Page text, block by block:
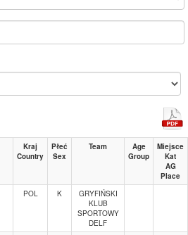
Kraj
Country
Płeć
Sex
Team
Age
Group
Miejsce
Kat
AG
Place
POL K
GRYFIŃSKI
KLUB
SPORTOWY
DELF